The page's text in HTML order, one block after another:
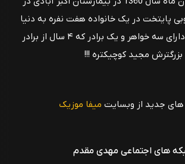
پایتخت در یک خانواده هفت نفره به دنیا
آمد. فرزند آخر و دارای سه خواهر و یک برادر كه ۴ سال از برادر
بزرگترش مجید کوچیکتره !!!
های جدید از وبسایت میفا موزیک
های اجتماعی مهدی مقدم